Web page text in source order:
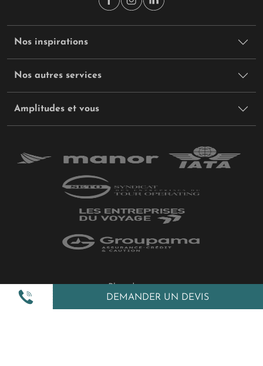
DEMANDER UN DEVIS
Nos inspirations
Nos autres services
Amplitudes et vous
Politique de confidentialité